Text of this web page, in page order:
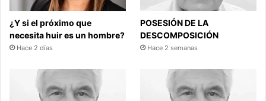
¿Y si el próximo que
necesita huir es un hombre?
Hace 2 días
POSESIÓN DE LA
DESCOMPOSICIÓN
Hace 2 semanas